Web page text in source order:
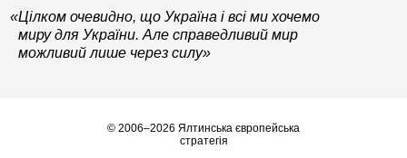
«Цілком очевидно, що Україна і всі ми хочемо
миру для України. Але справедливий мир
можливий лише через силу»
© 2006–2026 Ялтинська європейська
стратегія